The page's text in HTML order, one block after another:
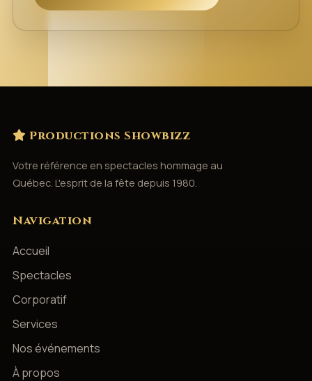
Productions Showbizz
Votre référence en spectacles hommage au
Québec. L'esprit de la fête depuis 1980.
Navigation
Accueil
Spectacles
Corporatif
Services
Nos événements
À propos